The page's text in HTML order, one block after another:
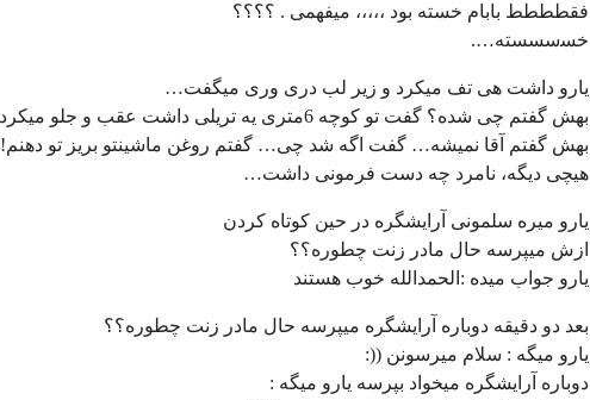
ﻓﻘﻄﻄﻄﻂ ﺑﺎﺑﺎﻡ ﺧﺴﺘﻪ ﺑﻮﺩ ،،،،، ﻣﯿﻔﻬﻤﯽ . ؟؟؟؟
ﺧﺴسسسته….
یارو داشت هی تف میکرد و زیر لب دری وری میگفت…
بهش گفتم چی شده؟ گفت تو کوچه 6متری یه تریلی داشت عقب و جلو میکرد دور بزنه…
بهش گفتم آقا نمیشه… گفت اگه شد چی… گفتم روغن ماشینتو بریز تو دهنم!
هیچی دیگه، نامرد چه دست فرمونی داشت…
ﯾﺎﺭﻭ ﻣﯿﺮﻩ ﺳﻠﻤﻮﻧﯽ ﺁﺭﺍﯾﺸﮕﺮﻩ ﺩﺭ ﺣﯿﻦ ﮐﻮﺗﺎﻩ ﮐﺮﺩﻥ
ﺍﺯﺵ ﻣﯿﭙﺮﺳﻪ ﺣﺎﻝ ﻣﺎﺩﺭ ﺯﻧﺖ ﭼﻄﻮﺭﻩ؟؟
ﯾﺎﺭﻭ ﺟﻮﺍﺏ ﻣﯿﺪﻩ :ﺍﻟﺤﻤﺪﺍﻟﻠﻪ ﺧﻮﺏ ﻫﺴﺘﻨﺪ
ﺑﻌﺪ ﺩﻭ ﺩﻗﯿﻘﻪ ﺩﻭﺑﺎﺭﻩ ﺁﺭﺍﯾﺸﮕﺮﻩ ﻣﯿﭙﺮﺳﻪ ﺣﺎﻝ ﻣﺎﺩﺭ ﺯﻧﺖ ﭼﻄﻮﺭﻩ؟؟
ﯾﺎﺭﻭ ﻣﯿﮕﻪ : ﺳﻼﻡ ﻣﯿﺮﺳﻮﻧﻦ ((:
ﺩﻭﺑﺎﺭﻩ ﺁﺭﺍﯾﺸﮕﺮﻩ ﻣﯿﺨﻮﺍﺩ ﺑﭙﺮﺳﻪ ﯾﺎﺭﻭ ﻣﯿﮕﻪ :